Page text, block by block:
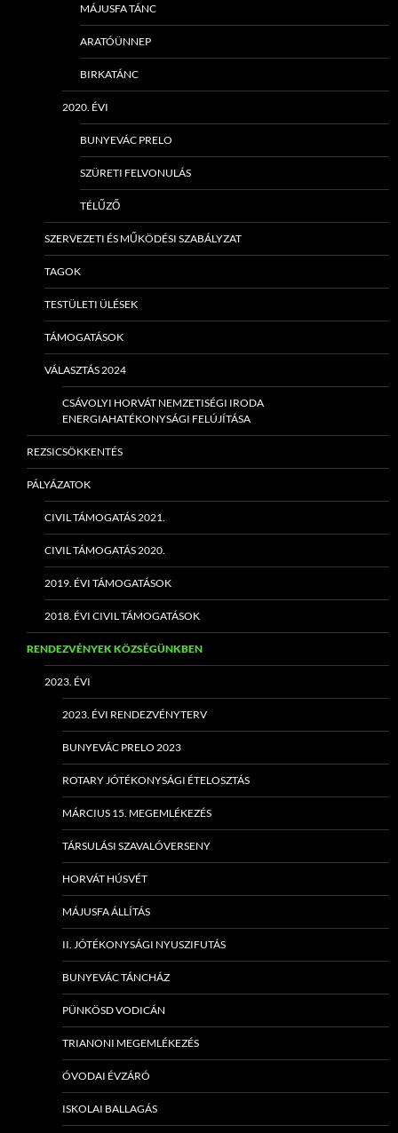
MÁJUSFA TÁNC
ARATÓÜNNEP
BIRKATÁNC
2020. ÉVI
BUNYEVÁC PRELO
SZÜRETI FELVONULÁS
TÉLŰZŐ
SZERVEZETI ÉS MŰKÖDÉSI SZABÁLYZAT
TAGOK
TESTÜLETI ÜLÉSEK
TÁMOGATÁSOK
VÁLASZTÁS 2024
CSÁVOLYI HORVÁT NEMZETISÉGI IRODA
ENERGIAHATÉKONYSÁGI FELÚJÍTÁSA
REZSICSÖKKENTÉS
PÁLYÁZATOK
CIVIL TÁMOGATÁS 2021.
CIVIL TÁMOGATÁS 2020.
2019. ÉVI TÁMOGATÁSOK
2018. ÉVI CIVIL TÁMOGATÁSOK
RENDEZVÉNYEK KÖZSÉGÜNKBEN
2023. ÉVI
2023. ÉVI RENDEZVÉNYTERV
BUNYEVÁC PRELO 2023
ROTARY JÓTÉKONYSÁGI ÉTELOSZTÁS
MÁRCIUS 15. MEGEMLÉKEZÉS
TÁRSULÁSI SZAVALÓVERSENY
HORVÁT HÚSVÉT
MÁJUSFA ÁLLÍTÁS
II. JÓTÉKONYSÁGI NYUSZIFUTÁS
BUNYEVÁC TÁNCHÁZ
PÜNKÖSD VODICÁN
TRIANONI MEGEMLÉKEZÉS
ÓVODAI ÉVZÁRÓ
ISKOLAI BALLAGÁS